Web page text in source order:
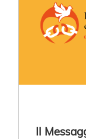
Il